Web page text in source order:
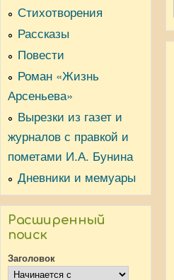
Стихотворения
Рассказы
Повести
Роман «Жизнь
Арсеньева»
Вырезки из газет и
журналов с правкой и
пометами И.А. Бунина
Дневники и мемуары
Расширенный
поиск
Заголовок